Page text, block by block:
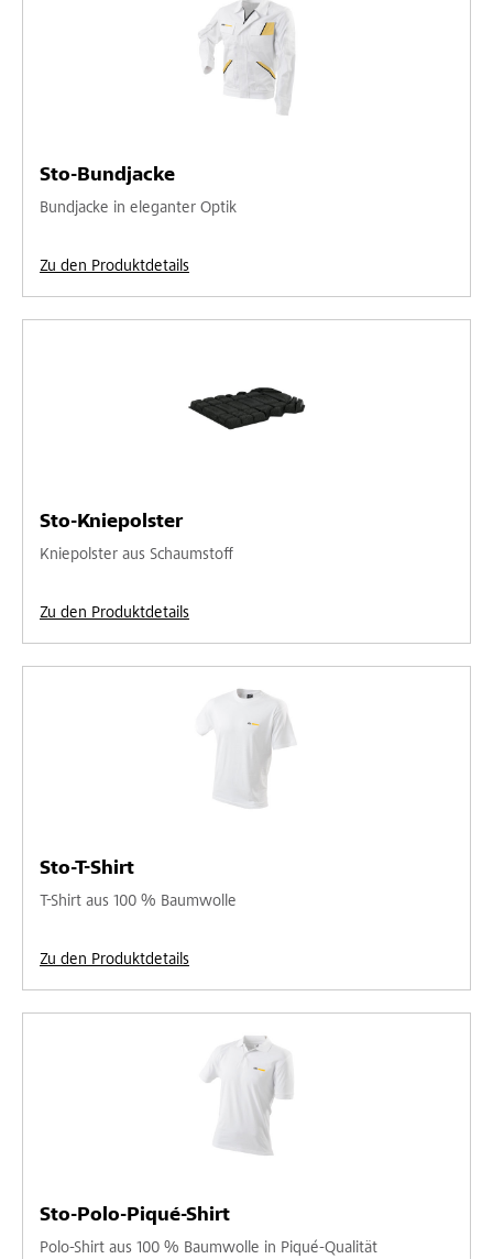
Sto-Bundjacke
Bundjacke in eleganter Optik
Zu den Produktdetails
Sto-Kniepolster
Kniepolster aus Schaumstoff
Zu den Produktdetails
Sto-T-Shirt
T-Shirt aus 100 % Baumwolle
Zu den Produktdetails
Sto-Polo-Piqué-Shirt
Polo-Shirt aus 100 % Baumwolle in Piqué-Qualität